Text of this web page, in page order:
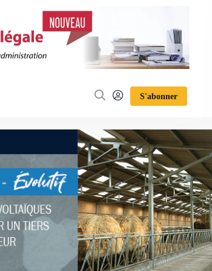
S'abonner